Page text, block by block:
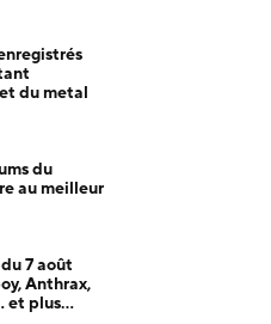
du metal
du
au meilleur
7 août
Anthrax,
et plus